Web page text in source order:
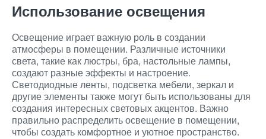
Использование освещения
Освещение играет важную роль в создании
атмосферы в помещении. Различные источники
света, такие как люстры, бра, настольные лампы,
создают разные эффекты и настроение.
Светодиодные ленты, подсветка мебели, зеркал и
другие элементы также могут быть использованы для
создания интересных световых акцентов. Важно
правильно распределить освещение в помещении,
чтобы создать комфортное и уютное пространство.